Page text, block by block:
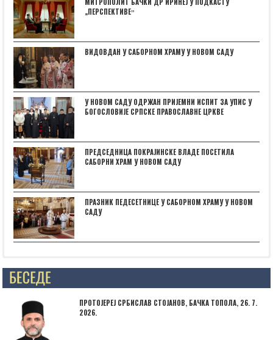
„ПЕРСПЕКТИВЕˮ
ВИДОВДАН У САБОРНОМ ХРАМУ У НОВОМ САДУ
У НОВОМ САДУ ОДРЖАН ПРИЈЕМНИ ИСПИТ ЗА УПИС У
БОГОСЛОВИЈЕ СРПСКЕ ПРАВОСЛАВНЕ ЦРКВЕ
ПРЕДСЕДНИЦА ПОКРАЈИНСКЕ ВЛАДЕ ПОСЕТИЛА
САБОРНИ ХРАМ У НОВОМ САДУ
ПРАЗНИК ПЕДЕСЕТНИЦЕ У САБОРНОМ ХРАМУ У НОВОМ
САДУ
Posts not found
ПРОТОЈЕРЕЈ СРБИСЛАВ СТОЈАНОВ, БАЧКА ТОПОЛА, 26. 7.
2026.